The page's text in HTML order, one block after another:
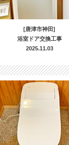
[唐津市神田]
浴室ドア交換工事
2025.11.03